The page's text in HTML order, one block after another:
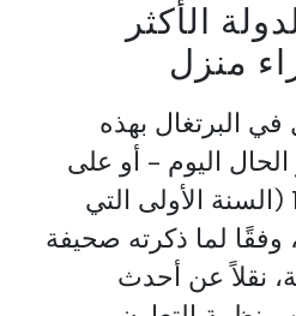
الأكثر
منزل
البرتغال بهذه
الحال اليوم - أو على
الأقل منذ عام 1995 (السنة الأولى التي
وفقًا لما ذكرته صحيفة
نقلاً عن أحدث